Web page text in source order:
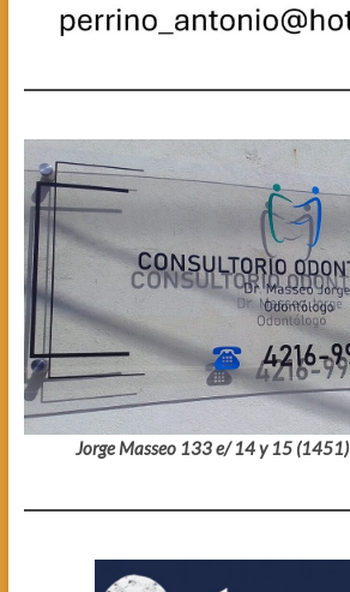
Jorge Masseo 133 e/ 14 y 15 (1451)